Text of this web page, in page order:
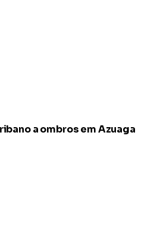
a ombros em Azuaga